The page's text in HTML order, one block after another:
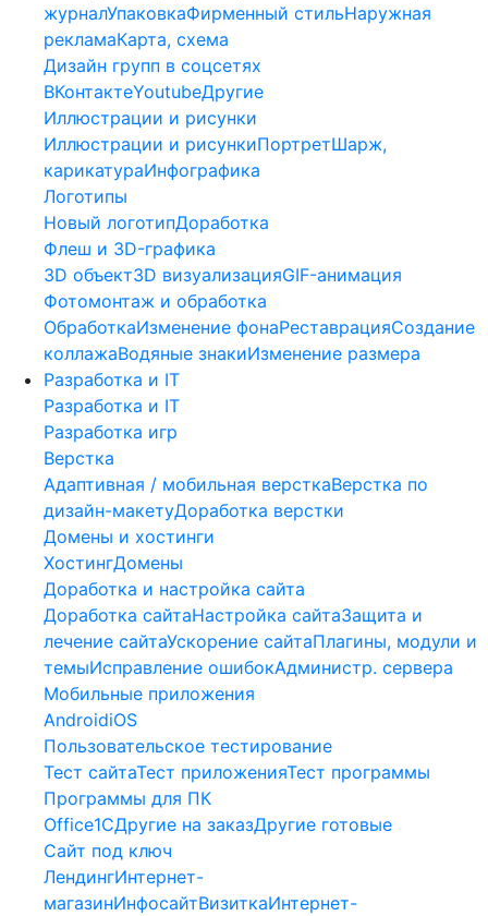
журналУпаковкаФирменный стильНаружная
рекламаКарта, схема
Дизайн групп в соцсетях
ВКонтактеYoutubeДругие
Иллюстрации и рисунки
Иллюстрации и рисункиПортретШарж,
карикатураИнфографика
Логотипы
Новый логотипДоработка
Флеш и 3D-графика
3D объект3D визуализацияGIF-анимация
Фотомонтаж и обработка
ОбработкаИзменение фонаРеставрацияСоздание
коллажаВодяные знакиИзменение размера
Разработка и IT
Разработка и IT
Разработка игр
Верстка
Адаптивная / мобильная версткаВерстка по
дизайн-макетуДоработка верстки
Домены и хостинги
ХостингДомены
Доработка и настройка сайта
Доработка сайтаНастройка сайтаЗащита и
лечение сайтаУскорение сайтаПлагины, модули и
темыИсправление ошибокАдминистр. сервера
Мобильные приложения
AndroidiOS
Пользовательское тестирование
Тест сайтаТест приложенияТест программы
Программы для ПК
Office1СДругие на заказДругие готовые
Сайт под ключ
ЛендингИнтернет-
магазинИнфосайтВизиткаИнтернет-